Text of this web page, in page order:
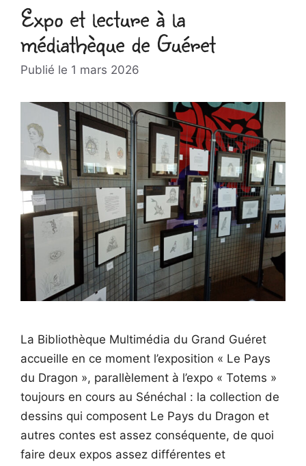
Expo et lecture à la
médiathèque de Guéret
1 mars 2026
La Bibliothèque Multimédia du Grand Guéret
accueille en ce moment l’exposition « Le Pays
du Dragon », parallèlement à l’expo « Totems »
toujours en cours au Sénéchal : la collection de
dessins qui composent Le Pays du Dragon et
autres contes est assez conséquente, de quoi
faire deux expos assez différentes et